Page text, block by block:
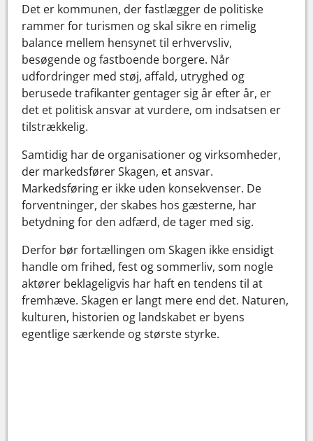
Det er kommunen, der fastlægger de politiske
rammer for turismen og skal sikre en rimelig
balance mellem hensynet til erhvervsliv,
besøgende og fastboende borgere. Når
udfordringer med støj, affald, utryghed og
berusede trafikanter gentager sig år efter år, er
det et politisk ansvar at vurdere, om indsatsen er
tilstrækkelig.
Samtidig har de organisationer og virksomheder,
der markedsfører Skagen, et ansvar.
Markedsføring er ikke uden konsekvenser. De
forventninger, der skabes hos gæsterne, har
betydning for den adfærd, de tager med sig.
Derfor bør fortællingen om Skagen ikke ensidigt
handle om frihed, fest og sommerliv, som nogle
aktører beklageligvis har haft en tendens til at
fremhæve. Skagen er langt mere end det. Naturen,
kulturen, historien og landskabet er byens
egentlige særkende og største styrke.